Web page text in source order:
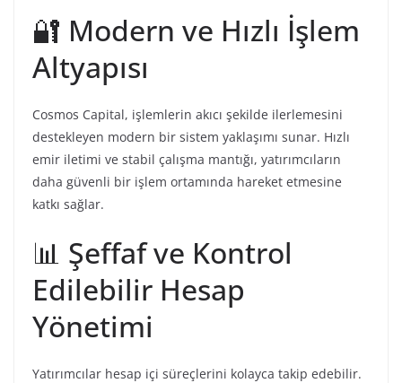
🔐 Modern ve Hızlı İşlem
Altyapısı
Cosmos Capital, işlemlerin akıcı şekilde ilerlemesini
destekleyen modern bir sistem yaklaşımı sunar. Hızlı
emir iletimi ve stabil çalışma mantığı, yatırımcıların
daha güvenli bir işlem ortamında hareket etmesine
katkı sağlar.
📊 Şeffaf ve Kontrol
Edilebilir Hesap
Yönetimi
Yatırımcılar hesap içi süreçlerini kolayca takip edebilir.